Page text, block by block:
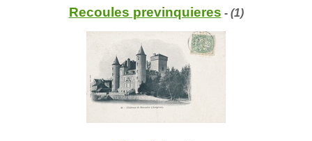
Recoules previnquieres - (1)